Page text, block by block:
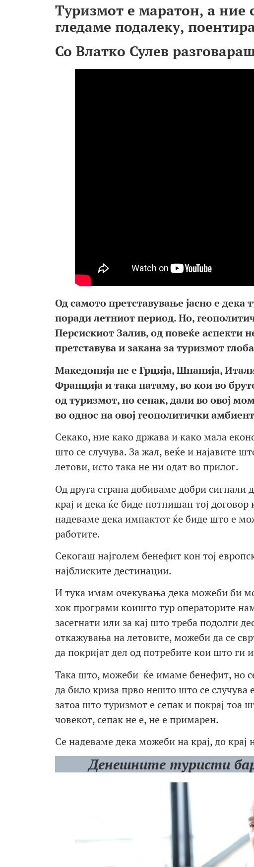
Туризмот е маратон, а ние
гледаме подалеку,
Со Влатко Сулев
Од самото претставување јасно е дека
поради летниот период. Но,
Персискиот Залив, од повеќе аспекти
претставува и закана за туризмот
Македонија не е Грција, Шпанија,
Франција и така натаму, во кои во
од туризмот, но сепак, дали во овој
во однос на овој геополитички
Секако, ние како држава и како мала
што се случува. За жал, веќе и најавите
летови, исто така не ни одат во прилог.
Од друга страна добиваме добри сигнали
крај и дека ќе биде потпишан тој
надеваме дека импактот ќе биде што е
работите.
Секогаш најголем бенефит кон тој
најблиските дестинации.
И тука имам очекувања дека можеби би
хок програми коишто тур операторите
засегнати или за кај што треба подолги
откажувања на летовите, можеби да се
да покријат дел од потребите кои што ги
Така што, можеби ќе имаме бенефит, но
да било криза прво нешто што се
затоа што туризмот е сепак и покрај тоа
човекот, сепак не е, не е примарен.
Се надеваме дека можеби на крај, до
Денешните туристи